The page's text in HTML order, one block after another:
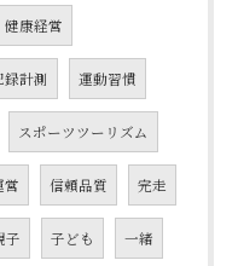
健康経営
録計測 運動習慣
スポーツツーリズム
営 信頼品質 完走
子 子ども 一緒